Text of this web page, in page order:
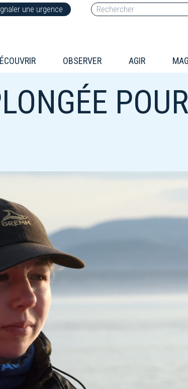
une urgence
OBSERVER AGIR
POUR